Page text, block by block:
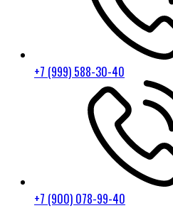
+7 (999) 588-30-40
+7 (900) 078-99-40